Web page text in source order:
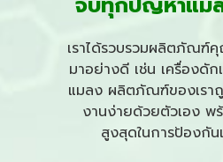
เราได้รวบรวมผลิตภัณฑ์
มาอย่างดี เช่น เครื่องดั
แมลง ผลิตภัณฑ์ของเรา
งานง่ายด้วยตัวเอง พ
สูงสุดในการป้องกั